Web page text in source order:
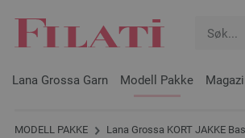
Lana Grossa Garn Modell Pakke
MODELL PAKKE Lana Grossa KORT JAKKE